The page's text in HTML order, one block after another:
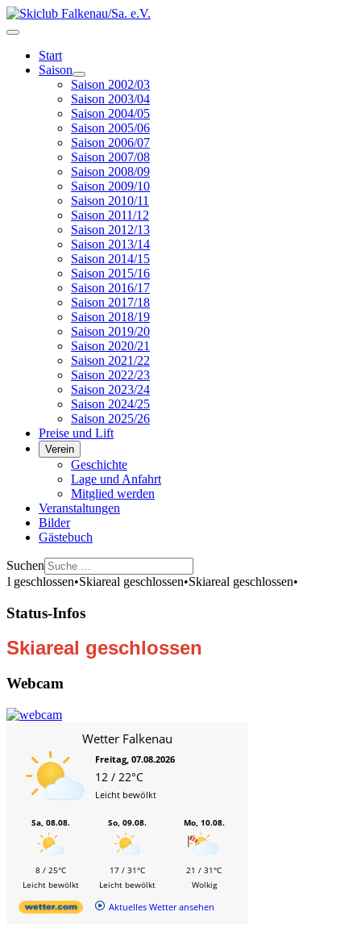
Start
Saison
Saison 2002/03
Saison 2003/04
Saison 2004/05
Saison 2005/06
Saison 2006/07
Saison 2007/08
Saison 2008/09
Saison 2009/10
Saison 2010/11
Saison 2011/12
Saison 2012/13
Saison 2013/14
Saison 2014/15
Saison 2015/16
Saison 2016/17
Saison 2017/18
Saison 2018/19
Saison 2019/20
Saison 2020/21
Saison 2021/22
Saison 2022/23
Saison 2023/24
Saison 2024/25
Saison 2025/26
Preise und Lift
Verein
Geschichte
Lage und Anfahrt
Mitglied werden
Veranstaltungen
Bilder
Gästebuch
Suchen
geschlossen•Skiareal geschlossen•Skiareal geschlossen•
Status-Infos
Skiareal geschlossen
Webcam
Wetter Falkenau
Freitag, 07.08.2026
12 / 22°C
Leicht bewölkt
Sa, 08.08.
8 / 25°C
Leicht bewölkt
So, 09.08.
17 / 31°C
Leicht bewölkt
Mo, 10.08.
21 / 31°C
Wolkig
Aktuelles Wetter ansehen